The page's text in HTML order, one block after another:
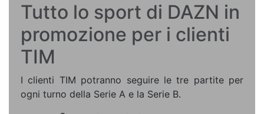
Tutto lo sport di DAZN in
promozione per i clienti
TIM
I clienti TIM potranno seguire le tre partite per
ogni turno della Serie A e la Serie B.